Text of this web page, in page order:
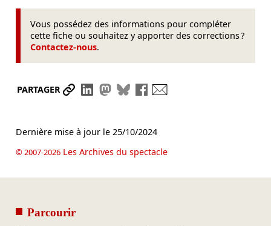
Vous possédez des informations pour compléter
cette fiche ou souhaitez y apporter des corrections ?
Contactez-nous.
PARTAGER Partager le lien
Partager sur LinkedIn
Partager sur Mastodon
Partager sur Bluesky
Partager sur Facebook
Dernière mise à jour le 25/10/2024
© 2007-2026Les Archives du spectacle
Parcourir